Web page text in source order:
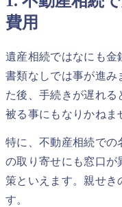
費用
遺産相続ではなにも金
書類なしでは事が進み
た後、手続きが遅れる
被る事にもなりかねま
特に、不動産相続での
の取り寄せにも窓口が
策といえます。親せき
す。